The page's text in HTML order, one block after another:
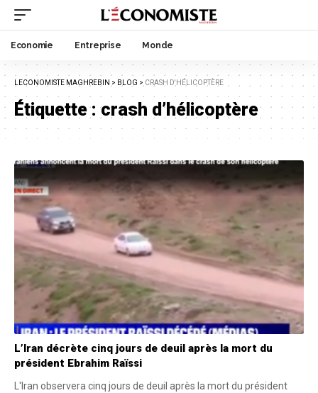
Economie Entreprise Monde
LECONOMISTE MAGHREBIN > BLOG > CRASH D'HÉLICOPTÈRE
Étiquette :crash d’hélicoptère
L’Iran décrète cinq jours de deuil après la mort du
président Ebrahim Raïssi
L'Iran observera cinq jours de deuil après la mort du président